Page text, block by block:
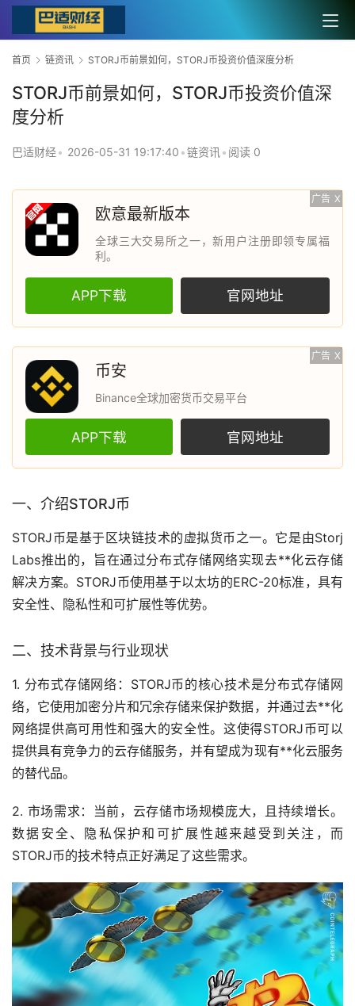
首页 链资讯 STORJ币前景如何，STORJ币投资价值深度分析
STORJ币前景如何，STORJ币投资价值深
度分析
巴适财经• 2026-05-31 19:17:40 •链资讯 • 阅读 0
广告 X
欧意最新版本
全球三大交易所之一，新用户注册即领专属福
利。
APP下载 官网地址
广告 X
币安
Binance全球加密货币交易平台
APP下载 官网地址
一、介绍STORJ币
STORJ币是基于区块链技术的虚拟货币之一。它是由Storj
Labs推出的，旨在通过分布式存储网络实现去**化云存储
解决方案。STORJ币使用基于以太坊的ERC-20标准，具有
安全性、隐私性和可扩展性等优势。
二、技术背景与行业现状
1. 分布式存储网络：STORJ币的核心技术是分布式存储网
络，它使用加密分片和冗余存储来保护数据，并通过去**化
网络提供高可用性和强大的安全性。这使得STORJ币可以
提供具有竞争力的云存储服务，并有望成为现有**化云服务
的替代品。
2. 市场需求：当前，云存储市场规模庞大，且持续增长。
数据安全、隐私保护和可扩展性越来越受到关注，而
STORJ币的技术特点正好满足了这些需求。